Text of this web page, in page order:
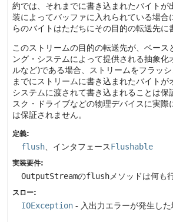
約では、それまでに書き込まれたバイトが
装によってバッファに入れられている場合
らのバイトはただちにその目的の転送先に
このストリームの目的の転送先が、ベース
ング・システムによって提供される抽象化
ルなど)である場合、ストリームをフラッ
までにストリームに書き込まれたバイトが
システムに渡されて書き込まれることは保
スク・ドライブなどの物理デバイスに実際
は保証されません。
定義:
flush 、インタフェースFlushable
実装要件:
OutputStreamのflush メソッドは何も
スロー:
IOException - 入出力エラーが発生した